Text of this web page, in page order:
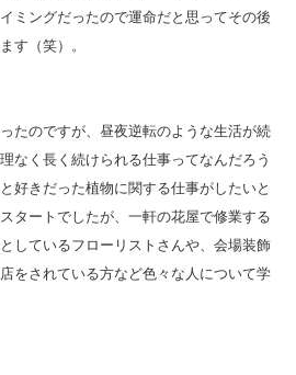
ミングだったので運命だと思ってその後
す（笑）。
たのですが、昼夜逆転のような生活が続
なく長く続けられる仕事ってなんだろう
好きだった植物に関する仕事がしたいと
タートでしたが、一軒の花屋で修業する
しているフローリストさんや、会場装飾
をされている方など色々な人について学